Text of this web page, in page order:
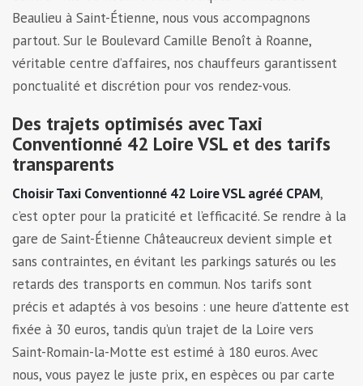
Beaulieu à Saint-Étienne, nous vous accompagnons
partout. Sur le Boulevard Camille Benoît à Roanne,
véritable centre d’affaires, nos chauffeurs garantissent
ponctualité et discrétion pour vos rendez-vous.
Des trajets optimisés avec Taxi
Conventionné 42 Loire VSL et des tarifs
transparents
Choisir Taxi Conventionné 42 Loire VSL agréé CPAM,
c’est opter pour la praticité et l’efficacité. Se rendre à la
gare de Saint-Étienne Châteaucreux devient simple et
sans contraintes, en évitant les parkings saturés ou les
retards des transports en commun. Nos tarifs sont
précis et adaptés à vos besoins : une heure d’attente est
fixée à 30 euros, tandis qu’un trajet de la Loire vers
Saint-Romain-la-Motte est estimé à 180 euros. Avec
nous, vous payez le juste prix, en espèces ou par carte